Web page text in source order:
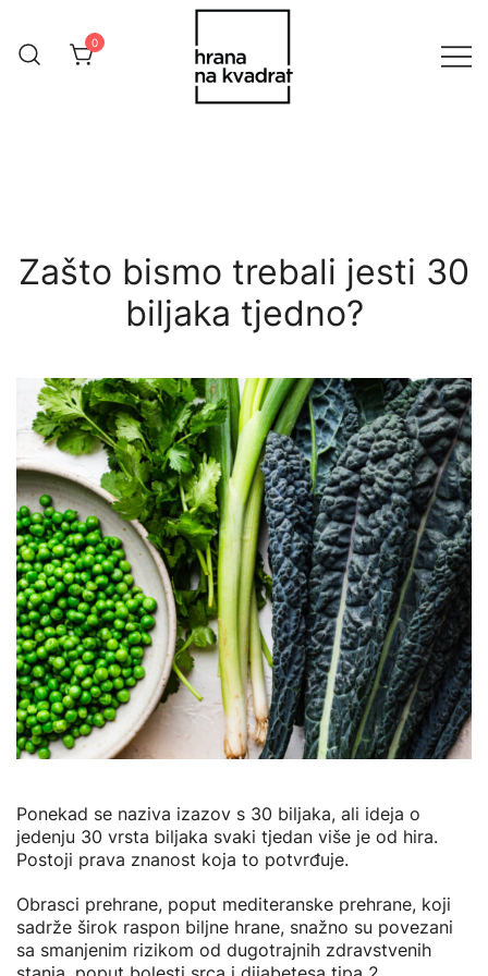
content
0
Zašto bismo trebali jesti 30
biljaka tjedno?
Ponekad se naziva izazov s 30 biljaka, ali ideja o
jedenju 30 vrsta biljaka svaki tjedan više je od hira.
Postoji prava znanost koja to potvrđuje.
Obrasci prehrane, poput mediteranske prehrane, koji
sadrže širok raspon biljne hrane, snažno su povezani
sa smanjenim rizikom od dugotrajnih zdravstvenih